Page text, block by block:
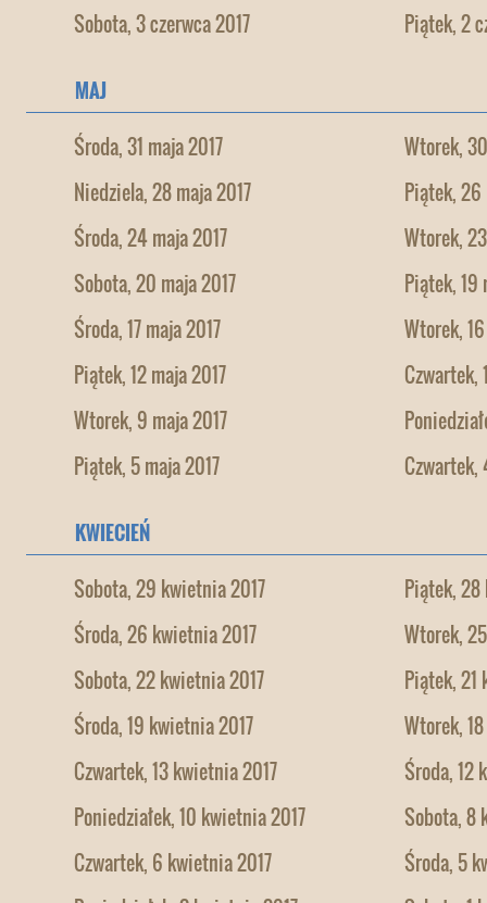
Sobota, 3 czerwca 2017
Piątek, 2
MAJ
Środa, 31 maja 2017
Wtorek,
Niedziela, 28 maja 2017
Piątek, 26
Środa, 24 maja 2017
Wtorek,
Sobota, 20 maja 2017
Piątek, 19
Środa, 17 maja 2017
Wtorek,
Piątek, 12 maja 2017
Czwartek,
Wtorek, 9 maja 2017
Piątek, 5 maja 2017
Czwartek,
KWIECIEŃ
Sobota, 29 kwietnia 2017
Piątek,
Środa, 26 kwietnia 2017
Wtorek,
Sobota, 22 kwietnia 2017
Piątek, 21
Środa, 19 kwietnia 2017
Wtorek,
Czwartek, 13 kwietnia 2017
Środa, 12
Poniedziałek, 10 kwietnia 2017
Sobota, 8
Czwartek, 6 kwietnia 2017
Środa, 5